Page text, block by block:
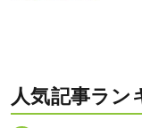
人気記事ラン